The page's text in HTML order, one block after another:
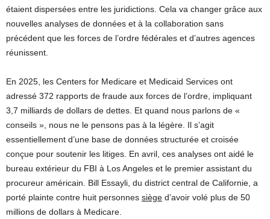
étaient dispersées entre les juridictions. Cela va changer grâce aux
nouvelles analyses de données et à la collaboration sans
précédent que les forces de l’ordre fédérales et d’autres agences
réunissent.
En 2025, les Centers for Medicare et Medicaid Services ont
adressé 372 rapports de fraude aux forces de l’ordre, impliquant
3,7 milliards de dollars de dettes. Et quand nous parlons de «
conseils », nous ne le pensons pas à la légère. Il s’agit
essentiellement d’une base de données structurée et croisée
conçue pour soutenir les litiges. En avril, ces analyses ont aidé le
bureau extérieur du FBI à Los Angeles et le premier assistant du
procureur américain. Bill Essayli, du district central de Californie, a
porté plainte contre huit personnes siège d’avoir volé plus de 50
millions de dollars à Medicare.